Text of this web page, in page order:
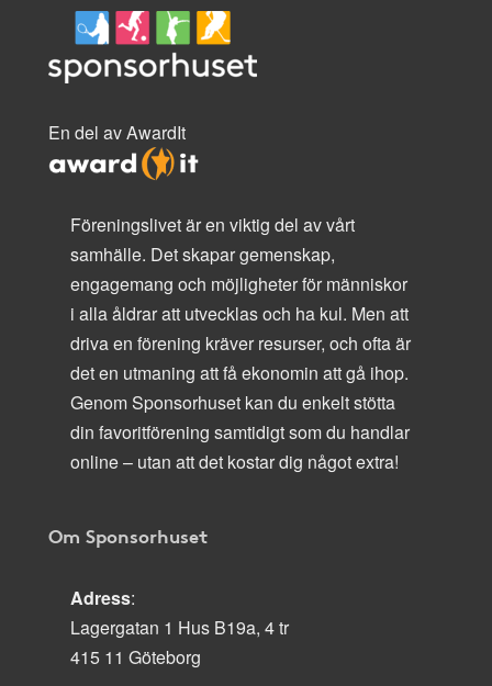
En del av AwardIt
Föreningslivet är en viktig del av vårt
samhälle. Det skapar gemenskap,
engagemang och möjligheter för människor
i alla åldrar att utvecklas och ha kul. Men att
driva en förening kräver resurser, och ofta är
det en utmaning att få ekonomin att gå ihop.
Genom Sponsorhuset kan du enkelt stötta
din favoritförening samtidigt som du handlar
online – utan att det kostar dig något extra!
Om Sponsorhuset
Adress:
Lagergatan 1 Hus B19a, 4 tr
415 11 Göteborg